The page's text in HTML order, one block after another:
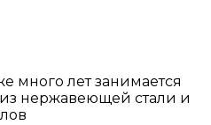
много лет занимается
нержавеющей стали и